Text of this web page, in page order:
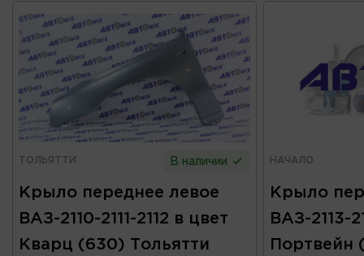
ТОЛЬЯТТИ В наличии
Крыло переднее левое
ВАЗ-2110-2111-2112 в цвет
Кварц (630) Тольятти
НАЧАЛО
Крыло
ВАЗ-2113-
Портвейн